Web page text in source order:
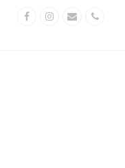
FacebookInstagram
Email